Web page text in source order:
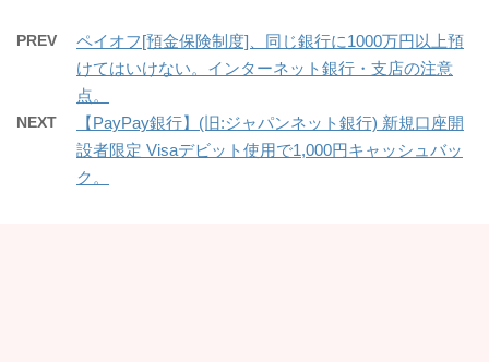
PREV
ペイオフ[預金保険制度]、同じ銀行に1000万円以上預
けてはいけない。インターネット銀行・支店の注意
点。
NEXT
【PayPay銀行】(旧:ジャパンネット銀行) 新規口座開
設者限定 Visaデビット使用で1,000円キャッシュバッ
ク。